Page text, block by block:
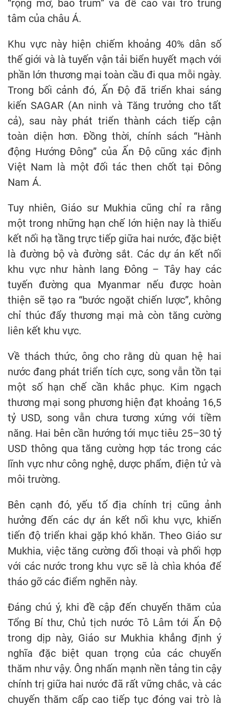
“rộng mở, bao trùm” và đề cao vai trò trung
tâm của châu Á.
Khu vực này hiện chiếm khoảng 40% dân số
thế giới và là tuyến vận tải biển huyết mạch với
phần lớn thương mại toàn cầu đi qua mỗi ngày.
Trong bối cảnh đó, Ấn Độ đã triển khai sáng
kiến SAGAR (An ninh và Tăng trưởng cho tất
cả), sau này phát triển thành cách tiếp cận
toàn diện hơn. Đồng thời, chính sách “Hành
động Hướng Đông” của Ấn Độ cũng xác định
Việt Nam là một đối tác then chốt tại Đông
Nam Á.
Tuy nhiên, Giáo sư Mukhia cũng chỉ ra rằng
một trong những hạn chế lớn hiện nay là thiếu
kết nối hạ tầng trực tiếp giữa hai nước, đặc biệt
là đường bộ và đường sắt. Các dự án kết nối
khu vực như hành lang Đông – Tây hay các
tuyến đường qua Myanmar nếu được hoàn
thiện sẽ tạo ra “bước ngoặt chiến lược”, không
chỉ thúc đẩy thương mại mà còn tăng cường
liên kết khu vực.
Về thách thức, ông cho rằng dù quan hệ hai
nước đang phát triển tích cực, song vẫn tồn tại
một số hạn chế cần khắc phục. Kim ngạch
thương mại song phương hiện đạt khoảng 16,5
tỷ USD, song vẫn chưa tương xứng với tiềm
năng. Hai bên cần hướng tới mục tiêu 25–30 tỷ
USD thông qua tăng cường hợp tác trong các
lĩnh vực như công nghệ, dược phẩm, điện tử và
môi trường.
Bên cạnh đó, yếu tố địa chính trị cũng ảnh
hưởng đến các dự án kết nối khu vực, khiến
tiến độ triển khai gặp khó khăn. Theo Giáo sư
Mukhia, việc tăng cường đối thoại và phối hợp
với các nước trong khu vực sẽ là chìa khóa để
tháo gỡ các điểm nghẽn này.
Đáng chú ý, khi đề cập đến chuyến thăm của
Tổng Bí thư, Chủ tịch nước Tô Lâm tới Ấn Độ
trong dịp này, Giáo sư Mukhia khẳng định ý
nghĩa đặc biệt quan trọng của các chuyến
thăm như vậy. Ông nhấn mạnh nền tảng tin cậy
chính trị giữa hai nước đã rất vững chắc, và các
chuyến thăm cấp cao tiếp tục đóng vai trò là